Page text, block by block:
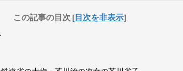
この記事の目次 [目次を非表示]